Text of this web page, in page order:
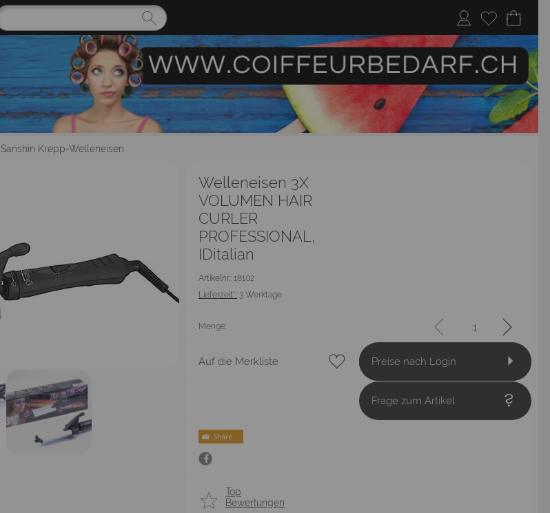
Sanshin Krepp-Welleneisen
Welleneisen 3X
VOLUMEN HAIR
CURLER
PROFESSIONAL,
IDitalian
Artikelnr.: 18102
Lieferzeit*: 3 Werktage
Menge:
Auf die Merkliste Preise nach Login
Frage zum Artikel
Top
Bewertungen